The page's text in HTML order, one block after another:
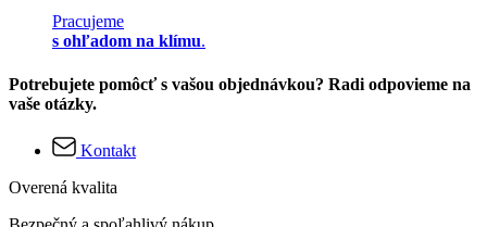
Pracujeme
s ohľadom na klímu.
Potrebujete pomôcť s vašou objednávkou? Radi odpovieme na
vaše otázky.
Kontakt
Overená kvalita